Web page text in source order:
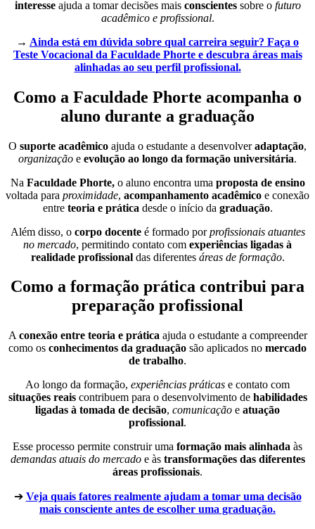
interesseajuda a tomar decisões mais conscientessobre o futuro
acadêmico e profissional.
→ Ainda está em dúvida sobre qual carreira seguir? Faça o
Teste Vocacional da Faculdade Phorte e descubra áreas mais
alinhadas ao seu perfil profissional.
Como a Faculdade Phorte acompanha o
aluno durante a graduação
O suporte acadêmico ajuda o estudante a desenvolveradaptação,
organização e evolução ao longo da formação universitária.
Na Faculdade Phorte, o aluno encontra uma proposta de ensino
voltada para proximidade, acompanhamento acadêmico e conexão
entre teoria e prática desde o início da graduação.
Além disso, o corpo docenteé formado porprofissionais atuantes
no mercado, permitindo contato com experiências ligadas à
realidade profissionaldas diferentes áreas de formação.
Como a formação prática contribui para
preparação profissional
A conexão entre teoria e prática ajuda o estudante a compreender
como os conhecimentos da graduação são aplicados no mercado
de trabalho.
Ao longo da formação, experiências práticas e contato com
situações reaiscontribuem para o desenvolvimento de habilidades
ligadas à tomada de decisão, comunicação e atuação
profissional.
Esse processo permite construir uma formação mais alinhada às
demandas atuais do mercadoe às transformações das diferentes
áreas profissionais.
➔ Veja quais fatores realmente ajudam a tomar uma decisão
mais consciente antes de escolher uma graduação.